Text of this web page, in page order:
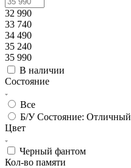
32 990
33 740
34 490
35 240
35 990
В наличии
Состояние
Все
Б/У Состояние: Отличный
Цвет
Черный фантом
Кол-во памяти